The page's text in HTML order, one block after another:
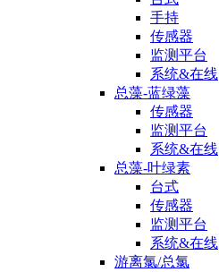
手持
传感器
监测平台
系统&在线
总藻-蓝绿藻
传感器
监测平台
系统&在线
总藻-叶绿素
台式
传感器
监测平台
系统&在线
游离氯/总氯